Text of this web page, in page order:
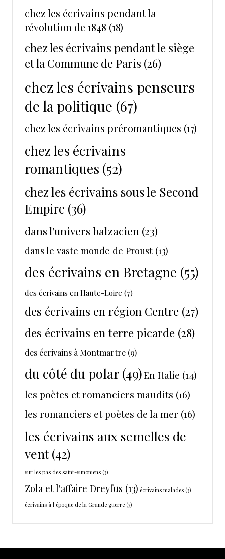
chez les écrivains pendant la
révolution de 1848 (18)
chez les écrivains pendant le siège
et la Commune de Paris (26)
chez les écrivains penseurs
de la politique (67)
chez les écrivains préromantiques (17)
chez les écrivains
romantiques (52)
chez les écrivains sous le Second
Empire (36)
dans l'univers balzacien (23)
dans le vaste monde de Proust (13)
des écrivains en Bretagne (55)
des écrivains en Haute-Loire (7)
des écrivains en région Centre (27)
des écrivains en terre picarde (28)
des écrivains à Montmartre (9)
du côté du polar (49)En Italie (14)
les poètes et romanciers maudits (16)
les romanciers et poètes de la mer (16)
les écrivains aux semelles de
vent(42)
sur les pas des saint-simoniens (3)
Zola et l'affaire Dreyfus (13) écrivains malades (3)
écrivains à l'époque de la Grande guerre (3)